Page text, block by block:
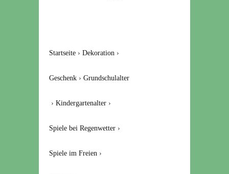
Startseite › Dekoration ›
Geschenk › Grundschulalter
› Kindergartenalter ›
Spiele bei Regenwetter ›
Spiele im Freien ›